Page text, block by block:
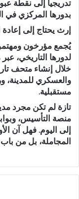
تدريجيا إلى نقطة
بدورها المركزي في
إرث يحتاج إلى إعادة
يُجمع مؤرخون
لدورها التاريخي،
خلال إنشاء متحف
والعسكري للمدينة،
مستقبلية.
تازة لم تكن مجرد
منصة التأسيس،
إلى اليوم. فهل آن
المجاملة، بل من